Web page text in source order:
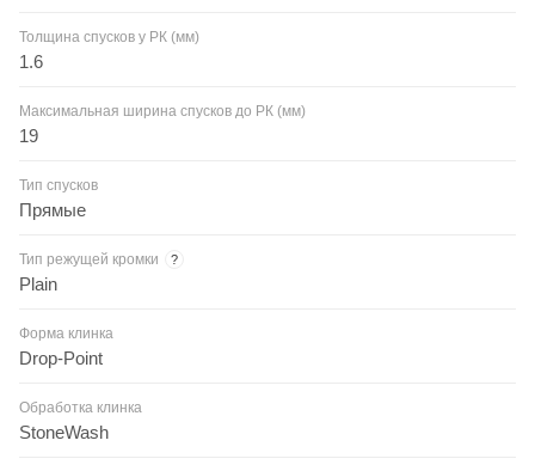
Толщина спусков у РК (мм)
1.6
Максимальная ширина спусков до РК (мм)
19
Тип спусков
Прямые
Тип режущей кромки ?
Plain
Форма клинка
Drop-Point
Обработка клинка
StoneWash